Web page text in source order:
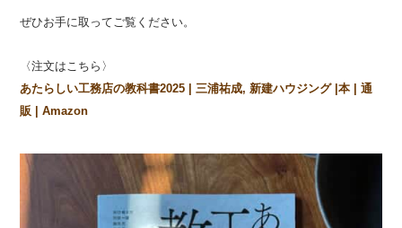
ぜひお手に取ってご覧ください。
〈注文はこちら〉
あたらしい工務店の教科書2025 | 三浦祐成, 新建ハウジング |本 | 通
販 | Amazon